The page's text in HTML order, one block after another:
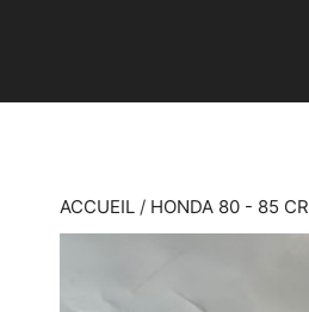
ACCUEIL / HONDA 80 - 85 CR